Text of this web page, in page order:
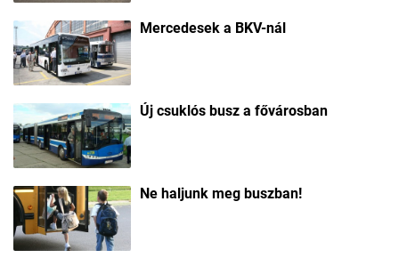
Mercedesek a BKV-nál
Új csuklós busz a fővárosban
Ne haljunk meg buszban!